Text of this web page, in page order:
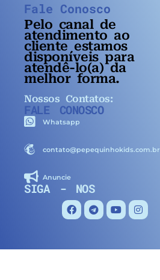
Fale Conosco
Pelo canal de
atendimento ao
cliente estamos
disponíveis para
atendê-lo(a) da
melhor forma.
Nossos Contatos:
FALE CONOSCO
Whatsapp
contato@pepequinhokids.com.br
Anuncie
SIGA - NOS